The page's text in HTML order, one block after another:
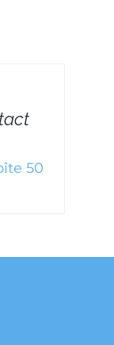
50